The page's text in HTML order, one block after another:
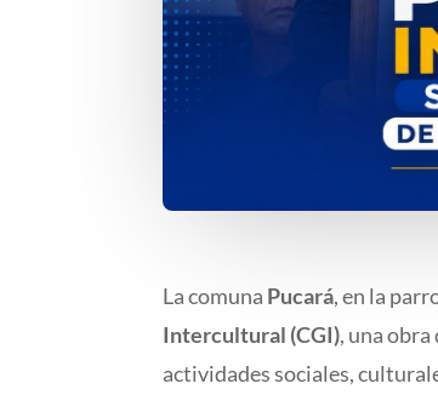
La comuna Pucará, en la
Intercultural (CGI), una
actividades sociales,